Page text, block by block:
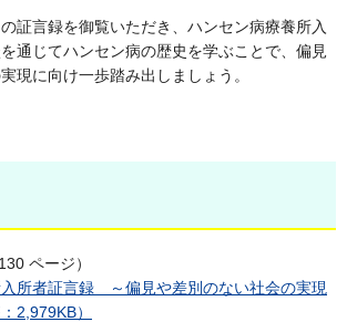
証言録を御覧いただき、ハンセン病療養所入
通じてハンセン病の歴史を学ぶことで、偏見
現に向け一歩踏み出しましょう。
ページ）
所者証言録 ～偏見や差別のない社会の実現
2,979KB）